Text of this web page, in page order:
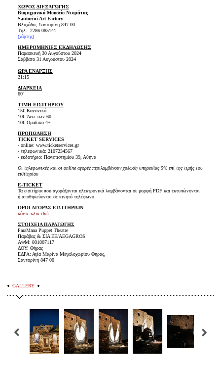
ΧΩΡΟΣ ΔΙΕΞΑΓΩΓΗΣ
Βιομηχανικό Μουσείο Ντομάτας
Santorini Art Factory
Βλυχάδα, Σαντορίνη 847 00
Τηλ. 2286 085141
(χάρτης)
ΗΜΕΡΟΜΗΝΙΕΣ ΕΚΔΗΛΩΣΗΣ
Παρασκευή 30 Αυγούστου 2024
Σάββατο 31 Αυγούστου 2024
ΩΡΑ ΕΝΑΡΞΗΣ
21:15
ΔΙΑΡΚΕΙΑ
60'
ΤΙΜΗ ΕΙΣΙΤΗΡΙΟΥ
15€ Κανονικό
10€ Άνω των 60
10€ Ομαδικο 4+
ΠΡΟΠΩΛΗΣΗ
TICKET SERVICES
- online: www.ticketservices.gr
- τηλεφωνικά: 2107234567
- εκδοτήριο: Πανεπιστημίου 39, Αθήνα
Οι τηλεφωνικές και οι online αγορές περιλαμβάνουν χρέωση υπηρεσίας 5% επί της τιμής του
εισιτηρίου
E-TICKET
Τα εισιτήρια που αγοράζονται ηλεκτρονικά λαμβάνονται σε μορφή PDF και εκτυπώνονται
ή αποθηκεύονται σε κινητό τηλέφωνο
ΟΡΟΙ ΑΓΟΡΑΣ ΕΙΣΙΤΗΡΙΩΝ
κάντε κλικ εδώ
ΣΤΟΙΧΕΙΑ ΠΑΡΑΓΩΓΗΣ
ParaMana Puppet Theatre
Παράβας & ΣΙΑ ΕΕ/AEGAGROS
ΑΦΜ: 801007117
ΔΟΥ: Θήρας
ΕΔΡΑ: Αγία Μαρίνα Μεγαλοχωρίου Θήρας,
Σαντορίνη 847 00
GALLERY